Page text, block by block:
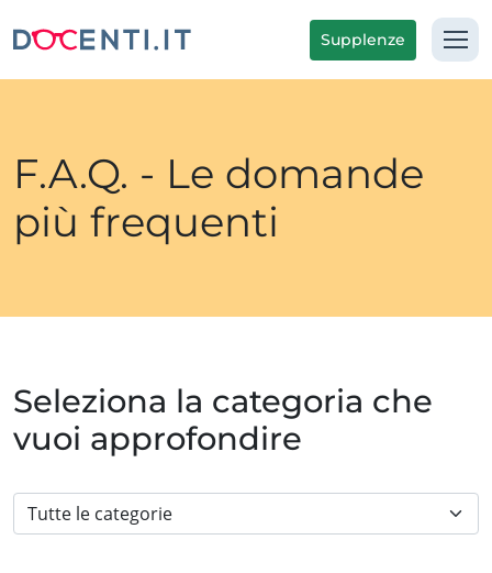
Supplenze
F.A.Q. - Le domande
più frequenti
Seleziona la categoria che
vuoi approfondire